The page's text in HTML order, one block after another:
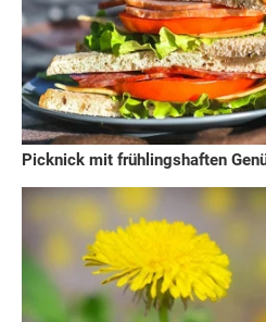
Picknick mit frühlingshaften